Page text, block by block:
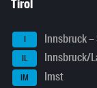
Tirol
I Innsbruck –
IL Innsbruck/
IM Imst